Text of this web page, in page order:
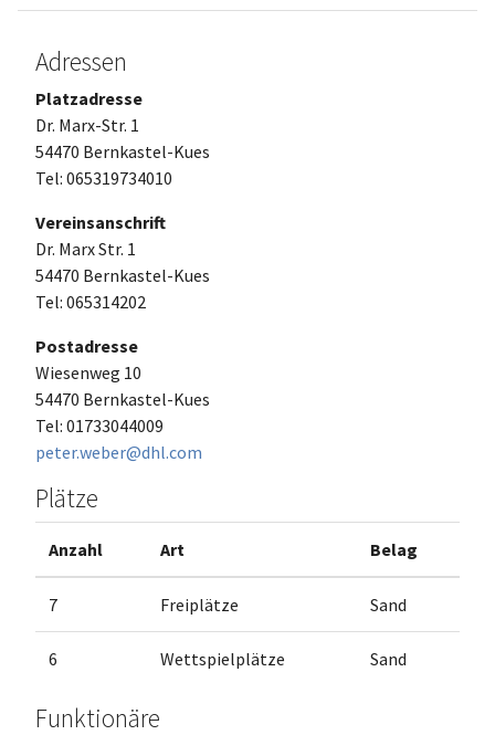
Adressen
Platzadresse
Dr. Marx-Str. 1
54470 Bernkastel-Kues
Tel: 065319734010
Vereinsanschrift
Dr. Marx Str. 1
54470 Bernkastel-Kues
Tel: 065314202
Postadresse
Wiesenweg 10
54470 Bernkastel-Kues
Tel: 01733044009
peter.weber@dhl.com
Plätze
Anzahl Art Belag
7 Freiplätze Sand
6 Wettspielplätze Sand
Funktionäre